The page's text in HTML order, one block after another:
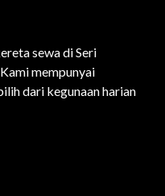
sewa di Seri
mempunyai
dari kegunaan harian